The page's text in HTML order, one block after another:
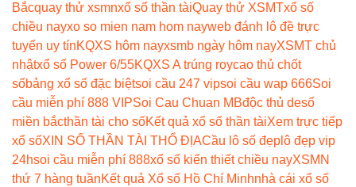
Bắcquay thử xsmnxổ số thần tàiQuay thử XSMTxổ số
chiều nayxo so mien nam hom nayweb đánh lô đề trực
tuyến uy tínKQXS hôm nayxsmb ngày hôm nayXSMT chủ
nhậtxổ số Power 6/55KQXS A trúng roycao thủ chốt
sốbảng xổ số đặc biệtsoi cầu 247 vipsoi cầu wap 666Soi
cầu miễn phí 888 VIPSoi Cau Chuan MBđộc thủ desố
miền bắcthần tài cho sốKết quả xổ số thần tàiXem trực tiếp
xổ sốXIN SỐ THẦN TÀI THỔ ĐỊACầu lô số đẹp lô đẹp vip
24hsoi cầu miễn phí 888xổ số kiến thiết chiều nayXSMN
thứ 7 hàng tuầnKết quả Xổ số Hồ Chí Minhnhà cái xổ số